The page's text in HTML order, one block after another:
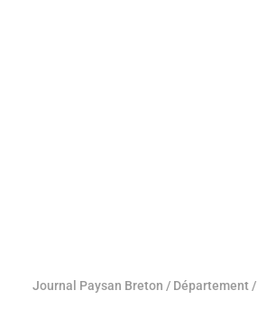
Journal Paysan Breton / Département /